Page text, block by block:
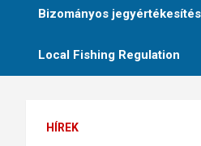
Bizományos jegyértékesítés
Local Fishing Regulation
HÍREK